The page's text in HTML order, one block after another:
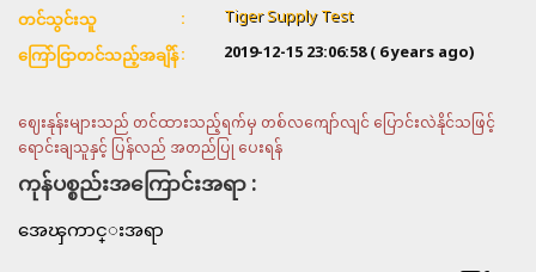
တင်သွင်းသူ Tiger Supply Test
ကြော်ငြာတင်သည့်အချိန် 2019-12-15 23:06:58( 6 years ago)
ဈေးနုန်းများသည် တင်ထားသည့်ရက်မှ တစ်လကျော်လျင် ပြောင်းလဲနိုင်သဖြင့်
ရောင်းချသူနှင့် ပြန်လည် အတည်ပြု ပေးရန်
ကုန်ပစ္စည်းအကြောင်းအရာ :
အေၾကာင္းအရာ